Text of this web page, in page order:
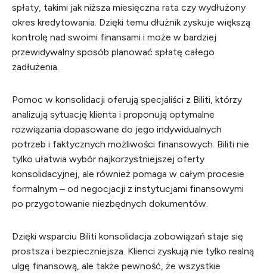
spłaty, takimi jak niższa miesięczna rata czy wydłużony
okres kredytowania. Dzięki temu dłużnik zyskuje większą
kontrolę nad swoimi finansami i może w bardziej
przewidywalny sposób planować spłatę całego
zadłużenia.
Pomoc w konsolidacji oferują specjaliści z Biliti, którzy
analizują sytuację klienta i proponują optymalne
rozwiązania dopasowane do jego indywidualnych
potrzeb i faktycznych możliwości finansowych. Biliti nie
tylko ułatwia wybór najkorzystniejszej oferty
konsolidacyjnej, ale również pomaga w całym procesie
formalnym – od negocjacji z instytucjami finansowymi
po przygotowanie niezbędnych dokumentów.
Dzięki wsparciu Biliti konsolidacja zobowiązań staje się
prostsza i bezpieczniejsza. Klienci zyskują nie tylko realną
ulgę finansową, ale także pewność, że wszystkie